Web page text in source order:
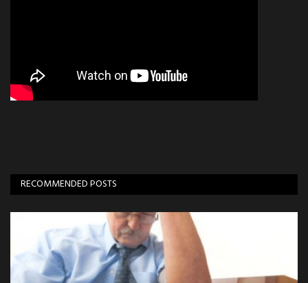
RECOMMENDED POSTS